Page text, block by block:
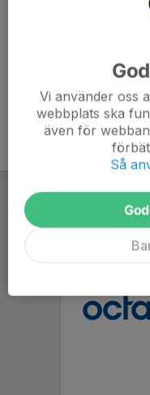
Vi använder oss
webbplats ska
även för
Så